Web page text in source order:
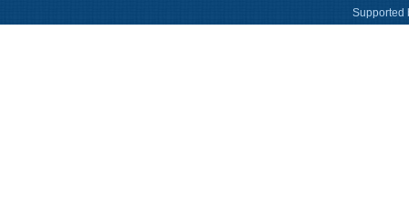
Supported